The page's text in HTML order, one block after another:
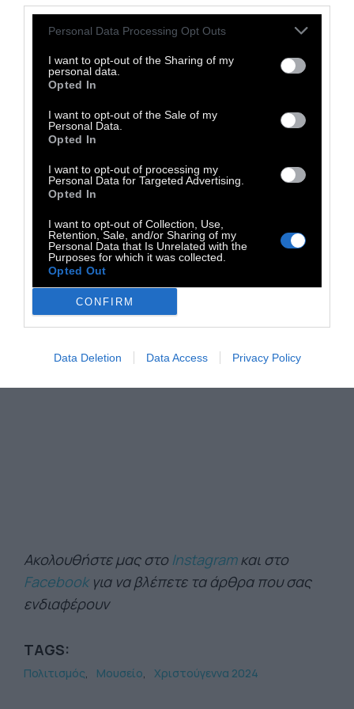
Personal Data Processing Opt Outs
I want to opt-out of the Sharing of my
personal data.
Opted In
I want to opt-out of the Sale of my
Personal Data.
Opted In
I want to opt-out of processing my
Personal Data for Targeted Advertising.
Opted In
I want to opt-out of Collection, Use,
Retention, Sale, and/or Sharing of my
Personal Data that Is Unrelated with the
Purposes for which it was collected.
Opted Out
CONFIRM
Data Deletion Data Access Privacy Policy
Barbara Warner, η οποία τον συνάντησε στη
Νέα Ορλεάνη και μαζί του μοιράστηκε τη
μοναδική αυτή εμπειρία.
Στην έκθεση προβάλλεται και μια
διαδραστική οπτικοακουστική εφαρμογή με
κεντρικούς χαρακτήρες τον καλλιτέχνη και
από κείμενα και σχέδια στο συναρπαστικό
αυτό ταξίδι.
ΓΚΙΚΑΣ. Ταξίδι από τη Δύση Στην Ανατολή,
Μουσείο Μπενάκη,Πειραιώς 138, έως 16
Φεβρουαρίου 2025, Πέμπτη - Κυριακή: 10:00 -
18:00, Παρ - Σάβ.: 10:00 - 22:00, € 9, € 7
Ακολουθήστε μας στο Instagramκαι στο
Facebookγια να βλέπετε τα άρθρα που σας
ενδιαφέρουν
TAGS:
Πολιτισμός Μουσείο Χριστούγεννα 2024